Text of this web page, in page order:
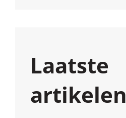
Laatste
artikelen